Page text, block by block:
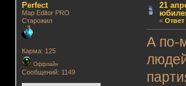
Perfect
Map Editor PRO
Старожил
Карма: 125
Оффлайн
Сообщений: 1149
21
« Ответ
А по-